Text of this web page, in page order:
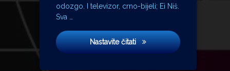
odozgo. I televizor, crno-bijeli; Ei Niš.
Sva …
Nastavite čitatiOrtaci i sinovi